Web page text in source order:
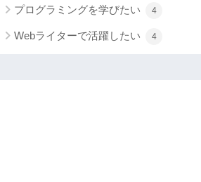
プログラミングを学びたい 4
Webライターで活躍したい 4